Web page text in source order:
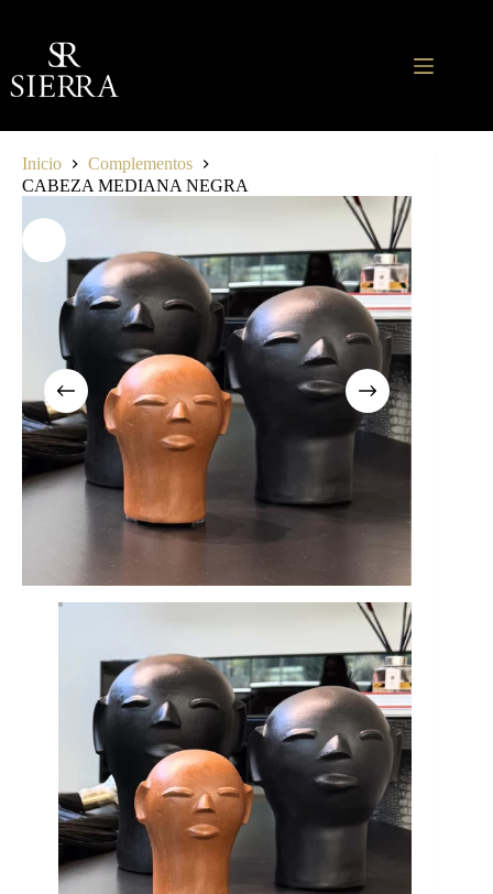
contenido
Inicio
Complementos
CABEZA MEDIANA NEGRA